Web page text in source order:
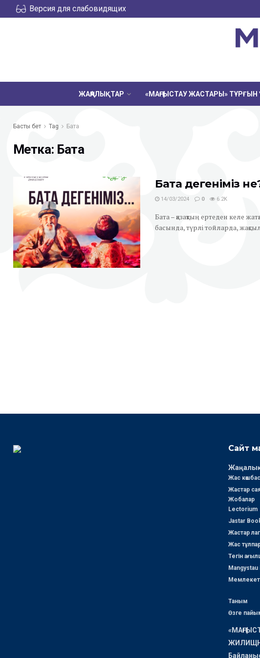
Версия для слабовидящих
ЖАҢАЛЫҚТАР «МАҢҒЫСТАУ ЖАСТАРЫ»
Басты бет Tag Бата
Метка: Бата
Бата дегеніміз
14/03/2024 0 6.2K
Бата – қазақтың ертеден келе
басында, түрлі тойларда,
Сайт
Жас
Жастар
Жобалар
Lectorium
Jastar
Жастар
Жас
Тегін
Таным
Өзге